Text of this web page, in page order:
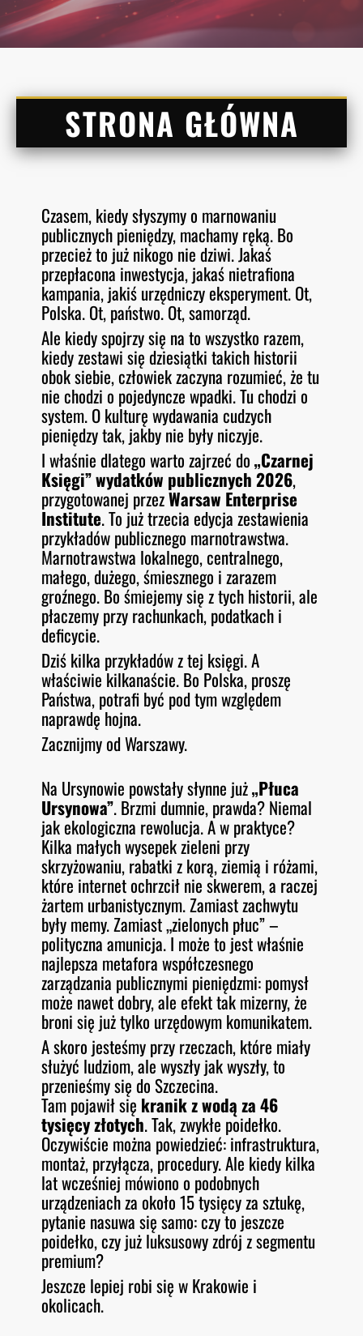
STRONA GŁÓWNA
Czasem, kiedy słyszymy o marnowaniu
publicznych pieniędzy, machamy ręką. Bo
przecież to już nikogo nie dziwi. Jakaś
przepłacona inwestycja, jakaś nietrafiona
kampania, jakiś urzędniczy eksperyment. Ot,
Polska. Ot, państwo. Ot, samorząd.
Ale kiedy spojrzy się na to wszystko razem,
kiedy zestawi się dziesiątki takich historii
obok siebie, człowiek zaczyna rozumieć, że tu
nie chodzi o pojedyncze wpadki. Tu chodzi o
system. O kulturę wydawania cudzych
pieniędzy tak, jakby nie były niczyje.
I właśnie dlatego warto zajrzeć do„Czarnej
Księgi” wydatków publicznych 2026,
przygotowanej przezWarsaw Enterprise
Institute. To już trzecia edycja zestawienia
przykładów publicznego marnotrawstwa.
Marnotrawstwa lokalnego, centralnego,
małego, dużego, śmiesznego i zarazem
groźnego. Bo śmiejemy się z tych historii, ale
płaczemy przy rachunkach, podatkach i
deficycie.
Dziś kilka przykładów z tej księgi. A
właściwie kilkanaście. Bo Polska, proszę
Państwa, potrafi być pod tym względem
naprawdę hojna.
Zacznijmy od Warszawy.
Na Ursynowie powstały słynne już„Płuca
Ursynowa”. Brzmi dumnie, prawda? Niemal
jak ekologiczna rewolucja. A w praktyce?
Kilka małych wysepek zieleni przy
skrzyżowaniu, rabatki z korą, ziemią i różami,
które internet ochrzcił nie skwerem, a raczej
żartem urbanistycznym. Zamiast zachwytu
były memy. Zamiast „zielonych płuc” –
polityczna amunicja. I może to jest właśnie
najlepsza metafora współczesnego
zarządzania publicznymi pieniędzmi: pomysł
może nawet dobry, ale efekt tak mizerny, że
broni się już tylko urzędowym komunikatem.
A skoro jesteśmy przy rzeczach, które miały
służyć ludziom, ale wyszły jak wyszły, to
przenieśmy się do Szczecina.
Tam pojawił się kranik z wodą za 46
tysięcy złotych. Tak, zwykłe poidełko.
Oczywiście można powiedzieć: infrastruktura,
montaż, przyłącza, procedury. Ale kiedy kilka
lat wcześniej mówiono o podobnych
urządzeniach za około 15 tysięcy za sztukę,
pytanie nasuwa się samo: czy to jeszcze
poidełko, czy już luksusowy zdrój z segmentu
premium?
Jeszcze lepiej robi się w Krakowie i
okolicach.